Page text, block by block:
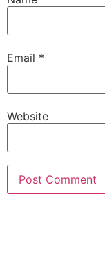
Email *
Website